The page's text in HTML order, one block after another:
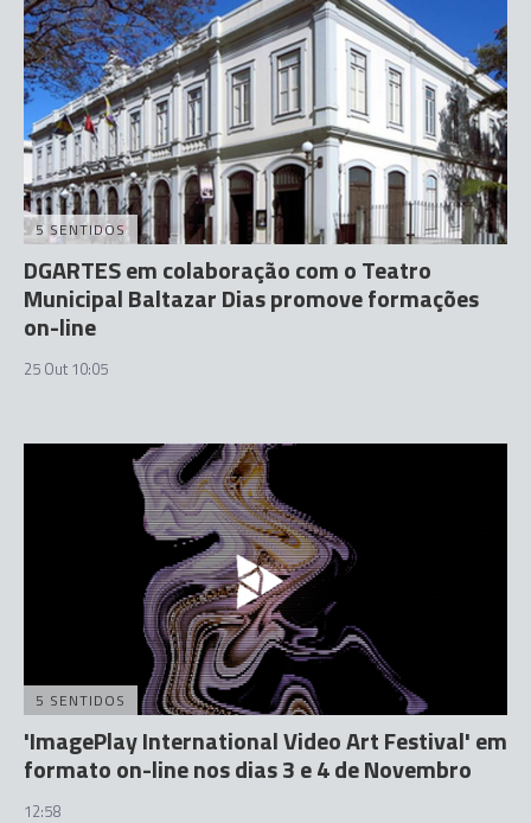
5 SENTIDOS
DGARTES em colaboração com o Teatro
Municipal Baltazar Dias promove formações
on-line
25 Out 10:05
5 SENTIDOS
'ImagePlay International Video Art Festival' em
formato on-line nos dias 3 e 4 de Novembro
12:58